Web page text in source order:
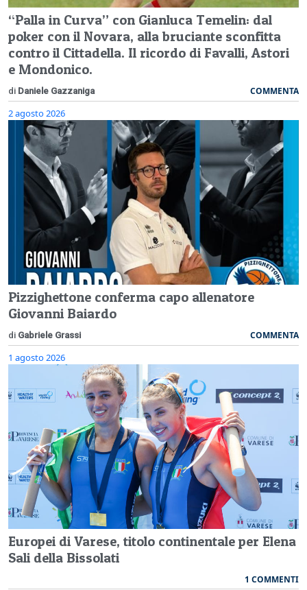
“Palla in Curva” con Gianluca Temelin: dal
poker con il Novara, alla bruciante sconfitta
contro il Cittadella. Il ricordo di Favalli, Astori
e Mondonico.
di Daniele Gazzaniga COMMENTA
2 agosto 2026
Pizzighettone conferma capo allenatore
Giovanni Baiardo
di Gabriele Grassi COMMENTA
1 agosto 2026
Europei di Varese, titolo continentale per Elena
Sali della Bissolati
1 COMMENTI